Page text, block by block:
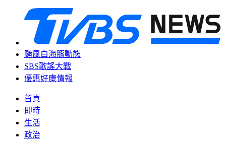
颱風白海豚動態
SBS歌謠大戰
優惠好康情報
首頁
即時
生活
政治